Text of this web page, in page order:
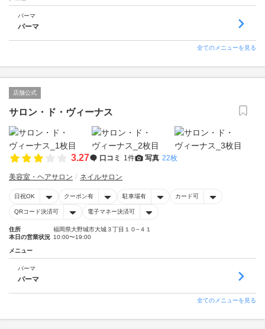
パーマ
パーマ
全てのメニューを見る
店舗公式
サロン・ド・ヴィーナス
3.27 口コミ 1件 写真 22枚
美容室・ヘアサロン ネイルサロン
日祝OK クーポン有 駐車場有 カード可
QRコード決済可 電子マネー決済可
住所
福岡県大野城市大城３丁目１０−４１
本日の営業状況 10:00〜19:00
メニュー
パーマ
パーマ
全てのメニューを見る